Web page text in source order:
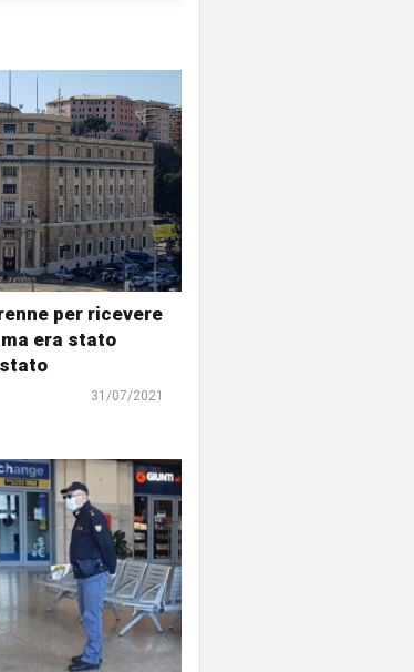
per ricevere
era stato
31/07/2021